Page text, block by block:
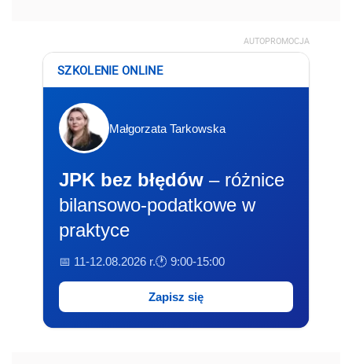
AUTOPROMOCJA
SZKOLENIE ONLINE
Małgorzata Tarkowska
JPK bez błędów – różnice
bilansowo-podatkowe w
praktyce
📅 11-12.08.2026 r.🕐 9:00-15:00
Zapisz się